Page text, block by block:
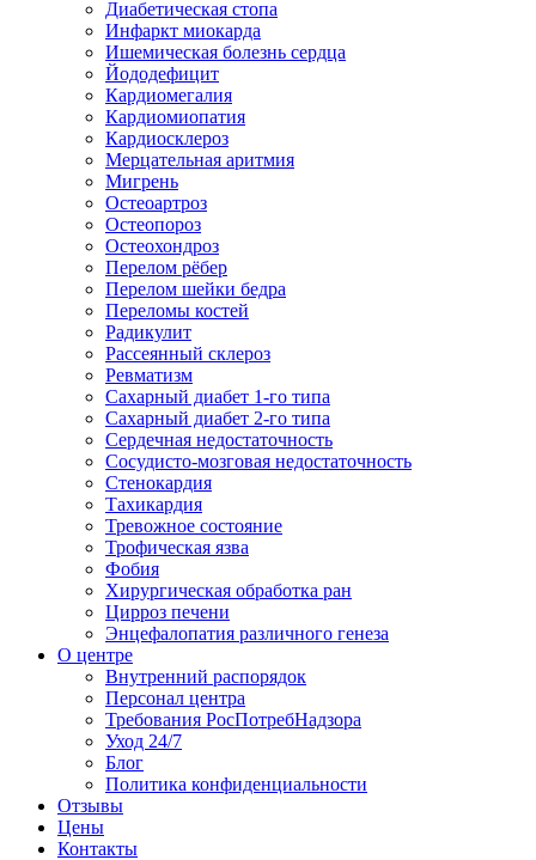
Диабетическая стопа
Инфаркт миокарда
Ишемическая болезнь сердца
Йододефицит
Кардиомегалия
Кардиомиопатия
Кардиосклероз
Мерцательная аритмия
Мигрень
Остеоартроз
Остеопороз
Остеохондроз
Перелом рёбер
Перелом шейки бедра
Переломы костей
Радикулит
Рассеянный склероз
Ревматизм
Сахарный диабет 1-го типа
Сахарный диабет 2-го типа
Сердечная недостаточность
Сосудисто-мозговая недостаточность
Стенокардия
Тахикардия
Тревожное состояние
Трофическая язва
Фобия
Хирургическая обработка ран
Цирроз печени
Энцефалопатия различного генеза
О центре
Внутренний распорядок
Персонал центра
Требования РосПотребНадзора
Уход 24/7
Блог
Политика конфиденциальности
Отзывы
Цены
Контакты